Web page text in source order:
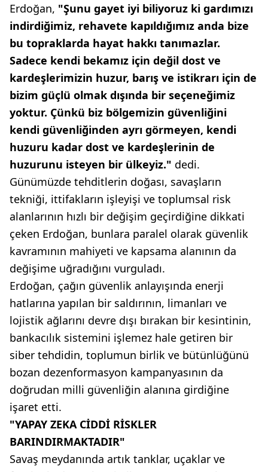
Erdoğan, "Şunu gayet iyi biliyoruz ki gardımızı
indirdiğimiz, rehavete kapıldığımız anda bize
bu topraklarda hayat hakkı tanımazlar.
Sadece kendi bekamız için değil dost ve
kardeşlerimizin huzur, barış ve istikrarı için de
bizim güçlü olmak dışında bir seçeneğimiz
yoktur. Çünkü biz bölgemizin güvenliğini
kendi güvenliğinden ayrı görmeyen, kendi
huzuru kadar dost ve kardeşlerinin de
huzurunu isteyen bir ülkeyiz." dedi.
Günümüzde tehditlerin doğası, savaşların
tekniği, ittifakların işleyişi ve toplumsal risk
alanlarının hızlı bir değişim geçirdiğine dikkati
çeken Erdoğan, bunlara paralel olarak güvenlik
kavramının mahiyeti ve kapsama alanının da
değişime uğradığını vurguladı.
Erdoğan, çağın güvenlik anlayışında enerji
hatlarına yapılan bir saldırının, limanları ve
lojistik ağlarını devre dışı bırakan bir kesintinin,
bankacılık sistemini işlemez hale getiren bir
siber tehdidin, toplumun birlik ve bütünlüğünü
bozan dezenformasyon kampanyasının da
doğrudan milli güvenliğin alanına girdiğine
işaret etti.
"YAPAY ZEKA CİDDİ RİSKLER
BARINDIRMAKTADIR"
Savaş meydanında artık tanklar, uçaklar ve